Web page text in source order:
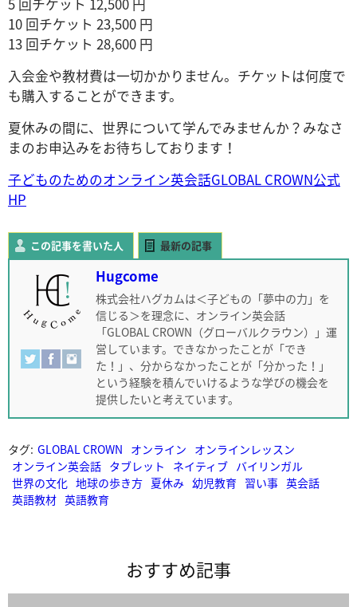
10 回チケット 23,500 円
13 回チケット 28,600 円
入会金や教材費は一切かかりません。チケットは何度で
も購入することができます。
夏休みの間に、世界について学んでみませんか？みなさ
まのお申込みをお待ちしております！
子どものためのオンライン英会話GLOBAL CROWN公式
HP
この記事を書いた人 最新の記事
Hugcome
株式会社ハグカムは＜子どもの「夢中の力」を
信じる＞を理念に、オンライン英会話
「GLOBAL CROWN（グローバルクラウン）」運
営しています。できなかったことが「でき
た！」、分からなかったことが「分かった！」
という経験を積んでいけるような学びの機会を
提供したいと考えています。
タグ: GLOBAL CROWN オンライン オンラインレッスン
オンライン英会話 タブレット ネイティブ バイリンガル
世界の文化 地球の歩き方 夏休み 幼児教育 習い事 英会話
英語教材 英語教育
おすすめ記事